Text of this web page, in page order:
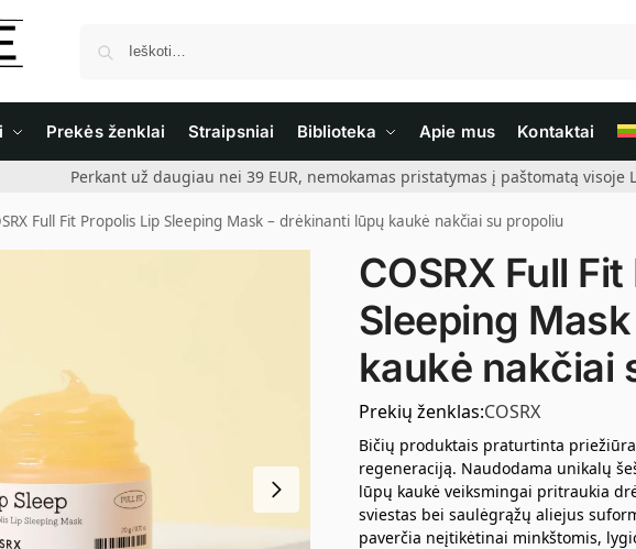
Prekės ženklai Straipsniai Biblioteka Apie mus Kontaktai
Perkant už daugiau nei 39 EUR, nemokamas pristatymas į paštomatą visoje
Full Fit Propolis Lip Sleeping Mask – drėkinanti lūpų kaukė nakčiai su propoliu
COSRX Full
Sleeping
kaukė nakčiai
Prekių ženklas:COSRX
Bičių produktais praturtinta
regeneraciją. Naudodama unikalų
lūpų kaukė veiksmingai pritraukia
sviestas bei saulėgrąžų aliejus
paverčia neįtikėtinai minkštomis,